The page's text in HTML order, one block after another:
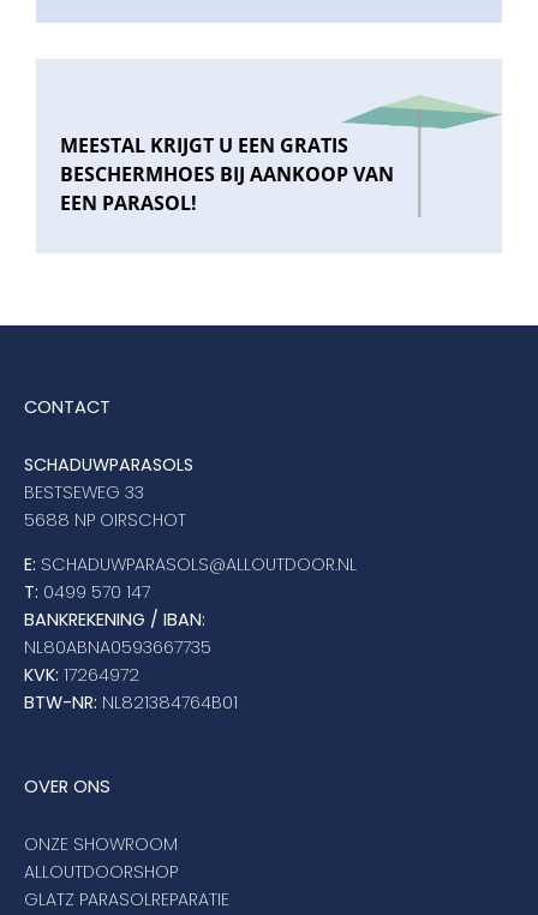
MEESTAL KRIJGT U EEN GRATIS
BESCHERMHOES BIJ AANKOOP VAN
EEN PARASOL!
CONTACT
SCHADUWPARASOLS
BESTSEWEG 33
5688 NP OIRSCHOT
E: SCHADUWPARASOLS@ALLOUTDOOR.NL
T: 0499 570 147
BANKREKENING / IBAN:
NL80ABNA0593667735
KVK: 17264972
BTW-NR: NL821384764B01
OVER ONS
ONZE SHOWROOM
ALLOUTDOORSHOP
GLATZ PARASOLREPARATIE